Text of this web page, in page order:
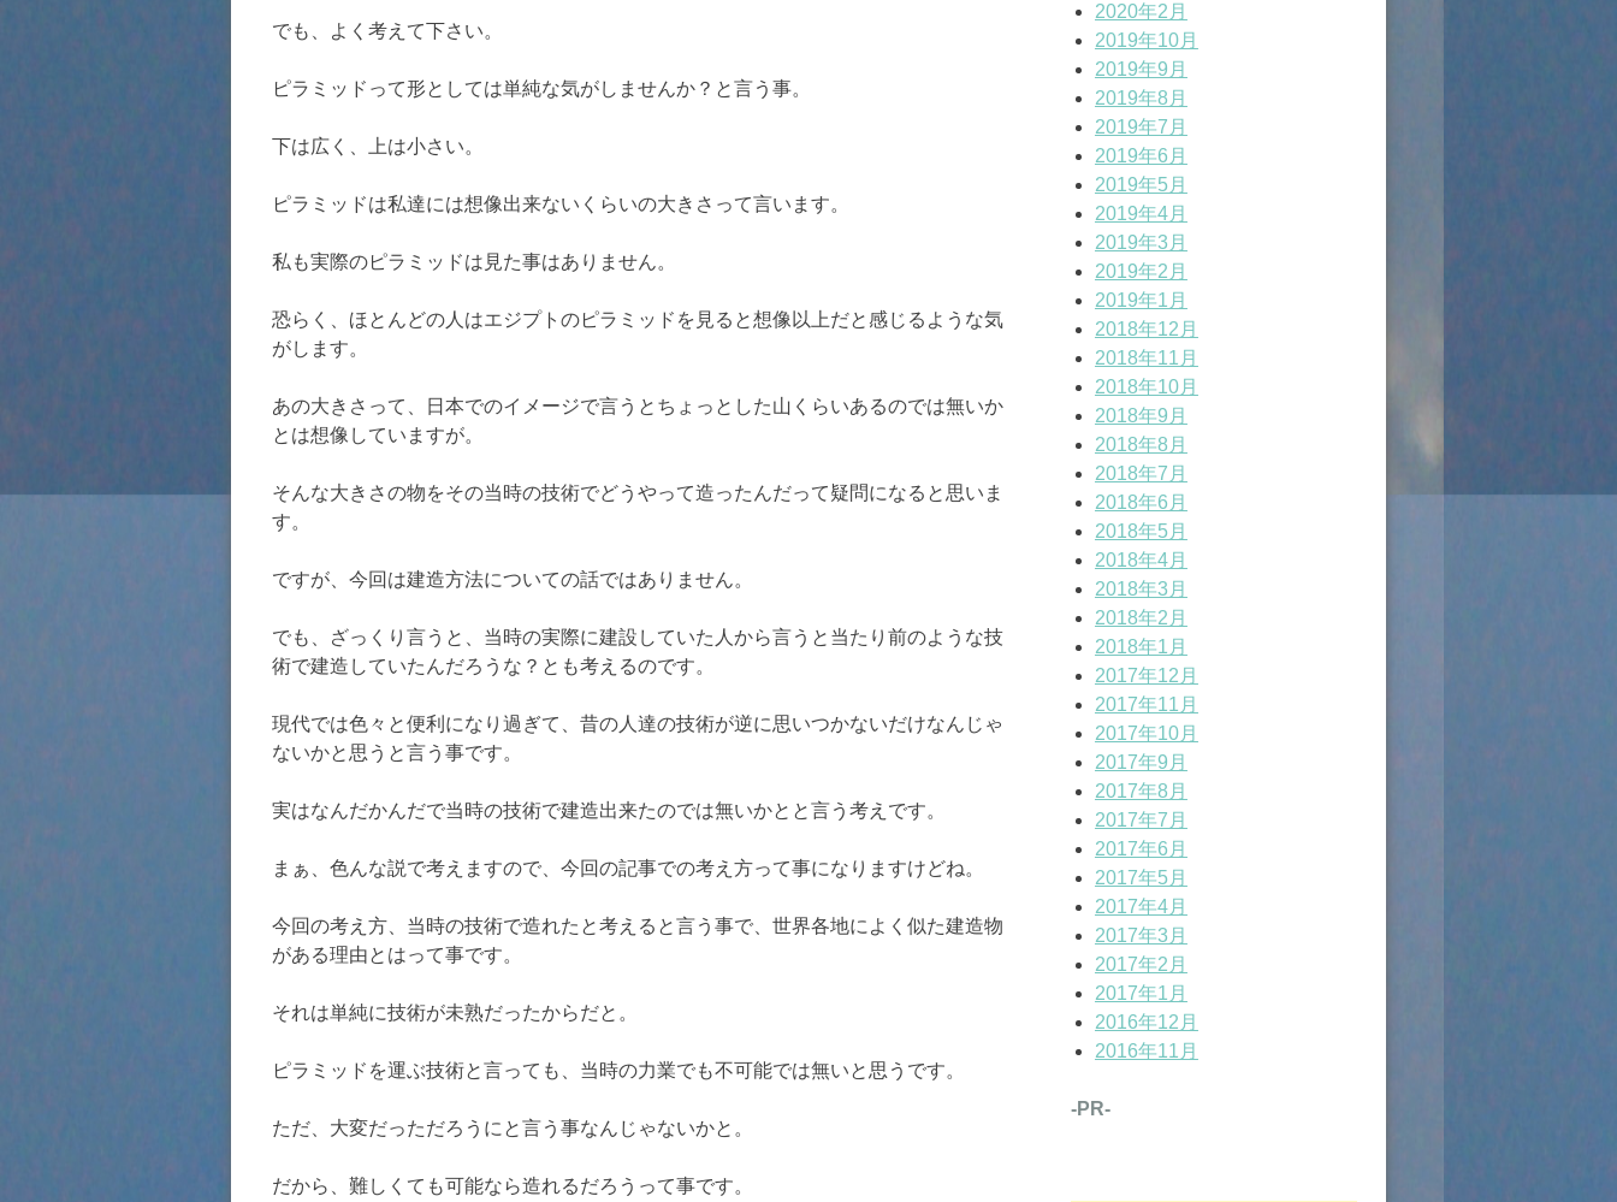
でも、よく考えて下さい。
ピラミッドって形としては単純な気がしませんか？と言う事。
下は広く、上は小さい。
ピラミッドは私達には想像出来ないくらいの大きさって言います。
私も実際のピラミッドは見た事はありません。
恐らく、ほとんどの人はエジプトのピラミッドを見ると想像以上だと感じるような気
がします。
あの大きさって、日本でのイメージで言うとちょっとした山くらいあるのでは無いか
とは想像していますが。
そんな大きさの物をその当時の技術でどうやって造ったんだって疑問になると思いま
す。
ですが、今回は建造方法についての話ではありません。
でも、ざっくり言うと、当時の実際に建設していた人から言うと当たり前のような技
術で建造していたんだろうな？とも考えるのです。
現代では色々と便利になり過ぎて、昔の人達の技術が逆に思いつかないだけなんじゃ
ないかと思うと言う事です。
実はなんだかんだで当時の技術で建造出来たのでは無いかとと言う考えです。
まぁ、色んな説で考えますので、今回の記事での考え方って事になりますけどね。
今回の考え方、当時の技術で造れたと考えると言う事で、世界各地によく似た建造物
がある理由とはって事です。
それは単純に技術が未熟だったからだと。
ピラミッドを運ぶ技術と言っても、当時の力業でも不可能では無いと思うです。
ただ、大変だっただろうにと言う事なんじゃないかと。
だから、難しくても可能なら造れるだろうって事です。
2020年2月
2019年10月
2019年9月
2019年8月
2019年7月
2019年6月
2019年5月
2019年4月
2019年3月
2019年2月
2019年1月
2018年12月
2018年11月
2018年10月
2018年9月
2018年8月
2018年7月
2018年6月
2018年5月
2018年4月
2018年3月
2018年2月
2018年1月
2017年12月
2017年11月
2017年10月
2017年9月
2017年8月
2017年7月
2017年6月
2017年5月
2017年4月
2017年3月
2017年2月
2017年1月
2016年12月
2016年11月
-PR-